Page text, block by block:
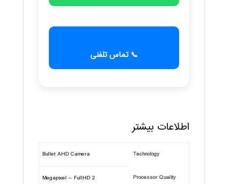
📞 تماس تلفنی
اطلاعات بیشتر
Technology
Bullet AHD Camera
Processor Quality
2 Megapixel – FullHD